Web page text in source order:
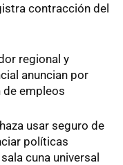
contracción del
regional y
anuncian por
empleos
usar seguro de
políticas
cuna universal